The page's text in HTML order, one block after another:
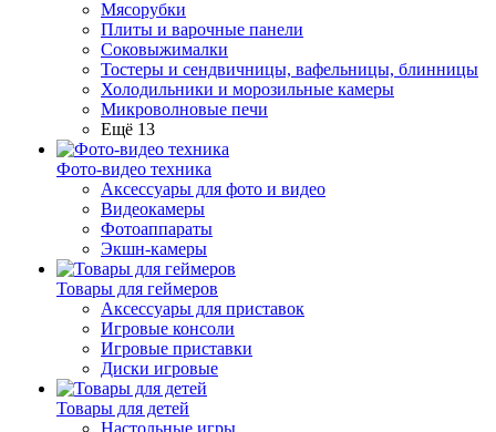
Мясорубки
Плиты и варочные панели
Соковыжималки
Тостеры и сендвичницы, вафельницы, блинницы
Холодильники и морозильные камеры
Микроволновые печи
Ещё 13
Фото-видео техника
Аксессуары для фото и видео
Видеокамеры
Фотоаппараты
Экшн-камеры
Товары для геймеров
Аксессуары для приставок
Игровые консоли
Игровые приставки
Диски игровые
Товары для детей
Настольные игры